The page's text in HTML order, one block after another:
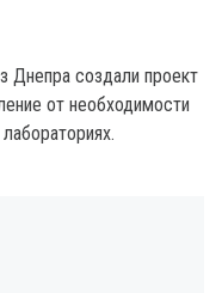
Днепра создали проект
от необходимости